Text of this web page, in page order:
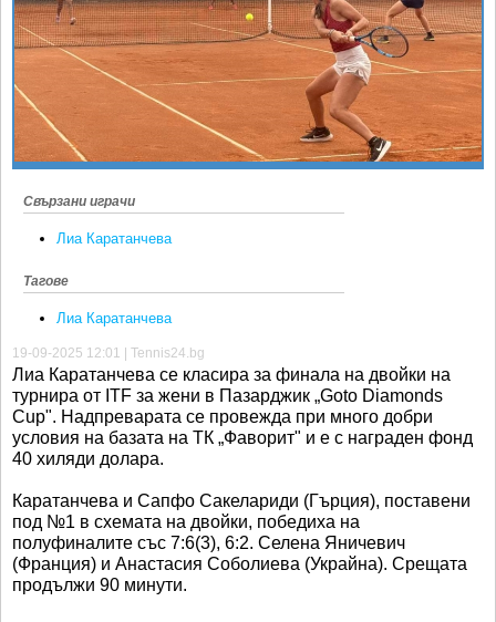
КЛУБОВЕ
ВИДЕО
ЖЪЛТО
РАКЕТНИ
Спорт&Фитнес
Любители
Свързани играчи
Лиа Каратанчева
Тагове
Лиа Каратанчева
19-09-2025 12:01 | Tennis24.bg
Лиа Каратанчева се класира за финала на двойки на
турнира от ITF за жени в Пазарджик „Goto Diamonds
Cup". Надпреварата се провежда при много добри
условия на базата на ТК „Фаворит" и е с награден фонд
40 хиляди долара.
Каратанчева и Сапфо Сакелариди (Гърция), поставени
под №1 в схемата на двойки, победиха на
полуфиналите със 7:6(3), 6:2. Селена Яничевич
(Франция) и Анастасия Соболиева (Украйна). Срещата
продължи 90 минути.